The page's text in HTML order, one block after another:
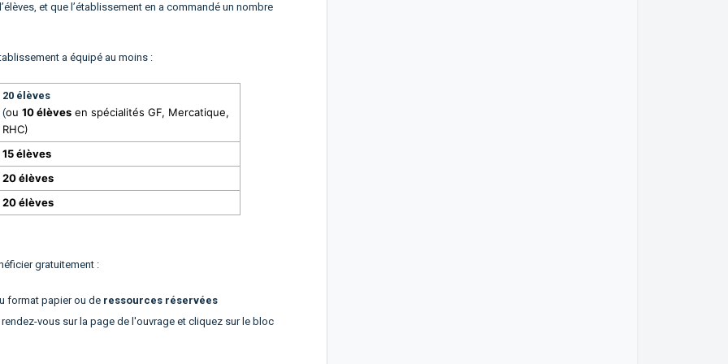
et que l’établissement en a commandé un nombre
a équipé au moins :
20 élèves
(ou 10 élèves en spécialités GF, Mercatique,
RHC)
15 élèves
20 élèves
20 élèves
gratuitement :
format papier ou de ressources réservées
vous sur la page de l'ouvrage et cliquez sur le bloc